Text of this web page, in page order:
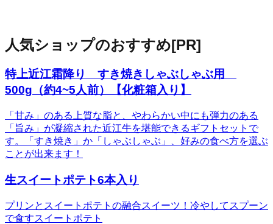
人気ショップのおすすめ[PR]
特上近江霜降り すき焼きしゃぶしゃぶ用
500g（約4~5人前）【化粧箱入り】
「甘み」のある上質な脂と、やわらかい中にも弾力のある
「旨み」が凝縮された近江牛を堪能できるギフトセットで
す。「すき焼き」か「しゃぶしゃぶ」、好みの食べ方を選ぶ
ことが出来ます！
生スイートポテト6本入り
プリンとスイートポテトの融合スイーツ！冷やしてスプーン
で食すスイートポテト